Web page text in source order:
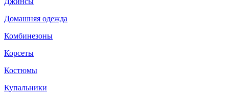
Домашняя одежда
Комбинезоны
Корсеты
Костюмы
Купальники